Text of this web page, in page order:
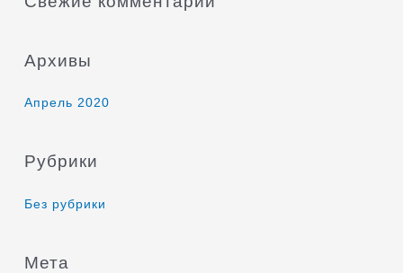
Архивы
Апрель 2020
Рубрики
Без рубрики
Мета